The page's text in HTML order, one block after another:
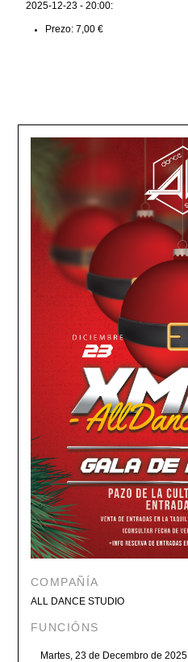
2025-12-23 - 20:00:
Prezo: 7,00 €
COMPAÑÍA
ALL DANCE STUDIO
FUNCIÓNS
Martes, 23 de Decembro de 2025